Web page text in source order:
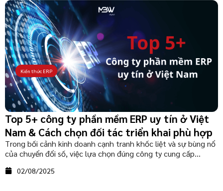
Top 5+ công ty phần mềm ERP uy tín ở Việt
Nam & Cách chọn đối tác triển khai phù hợp
Trong bối cảnh kinh doanh cạnh tranh khốc liệt và sự bùng nổ
của chuyển đổi số, việc lựa chọn đúng công ty cung cấp...
02/08/2025
Kiến thức ERP